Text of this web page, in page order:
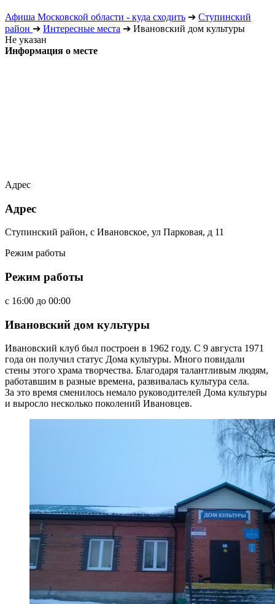
Афиша Московской области - куда сходить ➔ Ступинский
район ➔ Интересные места ➔ Ивановский дом культуры
Не указан
Информация о месте
Адрес
Адрес
Ступинский район, с Ивановское, ул Парковая, д 11
Режим работы
Режим работы
c 16:00 до 00:00
Ивановский дом культуры
Ивановский клуб был построен в 1962 году. С 9 августа 1971
года он получил статус Дома культуры. Много повидали
стены этого храма творчества. Благодаря талантливым людям,
работавшим в разные времена, развивалась культура села.
За это время сменилось немало руководителей Дома культуры
и выросло несколько поколений Ивановцев.